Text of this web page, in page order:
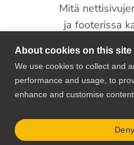
Mitä
ja footerissa
Yleisimmät virheet
omalta
kannattaa
© 2026
About cookies on this site
We use cookies to collect and
performance and usage, to
enhance and customise